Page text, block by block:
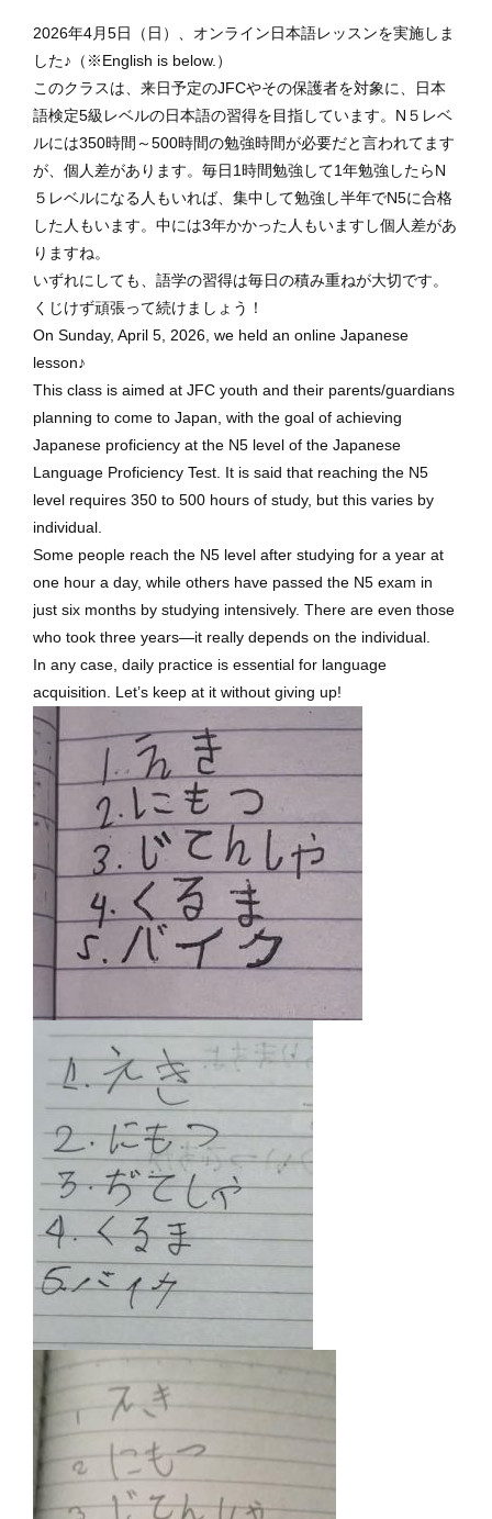
2026年4月5日（日）、オンライン日本語レッスンを実施しま
した♪（※English is below.）
このクラスは、来日予定のJFCやその保護者を対象に、日本
語検定5級レベルの日本語の習得を目指しています。N５レベ
ルには350時間～500時間の勉強時間が必要だと言われてます
が、個人差があります。毎日1時間勉強して1年勉強したらN
５レベルになる人もいれば、集中して勉強し半年でN5に合格
した人もいます。中には3年かかった人もいますし個人差があ
りますね。
いずれにしても、語学の習得は毎日の積み重ねが大切です。
くじけず頑張って続けましょう！
On Sunday, April 5, 2026, we held an online Japanese
lesson♪
This class is aimed at JFC youth and their parents/guardians
planning to come to Japan, with the goal of achieving
Japanese proficiency at the N5 level of the Japanese
Language Proficiency Test. It is said that reaching the N5
level requires 350 to 500 hours of study, but this varies by
individual.
Some people reach the N5 level after studying for a year at
one hour a day, while others have passed the N5 exam in
just six months by studying intensively. There are even those
who took three years—it really depends on the individual.
In any case, daily practice is essential for language
acquisition. Let’s keep at it without giving up!